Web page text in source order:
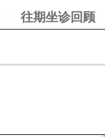
往期坐诊回顾